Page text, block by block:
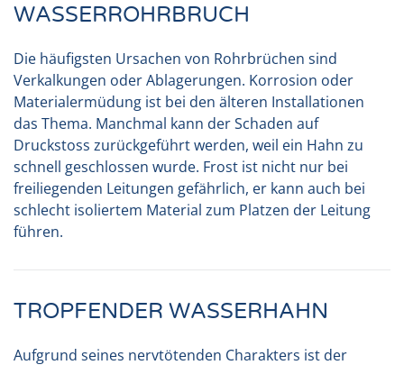
WASSERROHRBRUCH
Die häufigsten Ursachen von Rohrbrüchen sind
Verkalkungen oder Ablagerungen. Korrosion oder
Materialermüdung ist bei den älteren Installationen
das Thema. Manchmal kann der Schaden auf
Druckstoss zurückgeführt werden, weil ein Hahn zu
schnell geschlossen wurde. Frost ist nicht nur bei
freiliegenden Leitungen gefährlich, er kann auch bei
schlecht isoliertem Material zum Platzen der Leitung
führen.
TROPFENDER WASSERHAHN
Aufgrund seines nervtötenden Charakters ist der